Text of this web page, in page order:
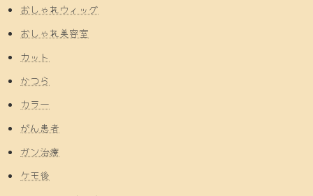
おしゃれウィッグ
おしゃれ美容室
カット
かつら
カラー
がん患者
ガン治療
ケモ後